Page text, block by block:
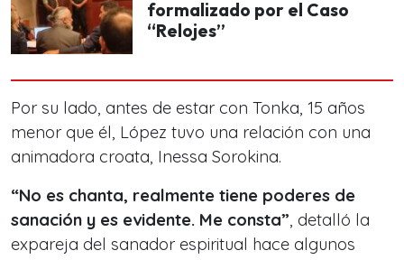
formalizado por el Caso
“Relojes”
Por su lado, antes de estar con Tonka, 15 años
menor que él, López tuvo una relación con una
animadora croata, Inessa Sorokina.
“No es chanta, realmente tiene poderes de
sanación y es evidente. Me consta”, detalló la
expareja del sanador espiritual hace algunos